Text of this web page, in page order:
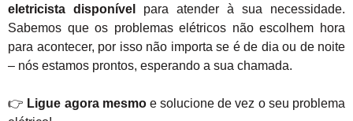
eletricista disponível
para atender à sua necessidade.
Sabemos que os problemas elétricos não escolhem hora
para acontecer, por isso não importa se é de dia ou de noite
– nós estamos prontos, esperando a sua chamada.
👉 Ligue agora mesmoe solucione de vez o seu problema